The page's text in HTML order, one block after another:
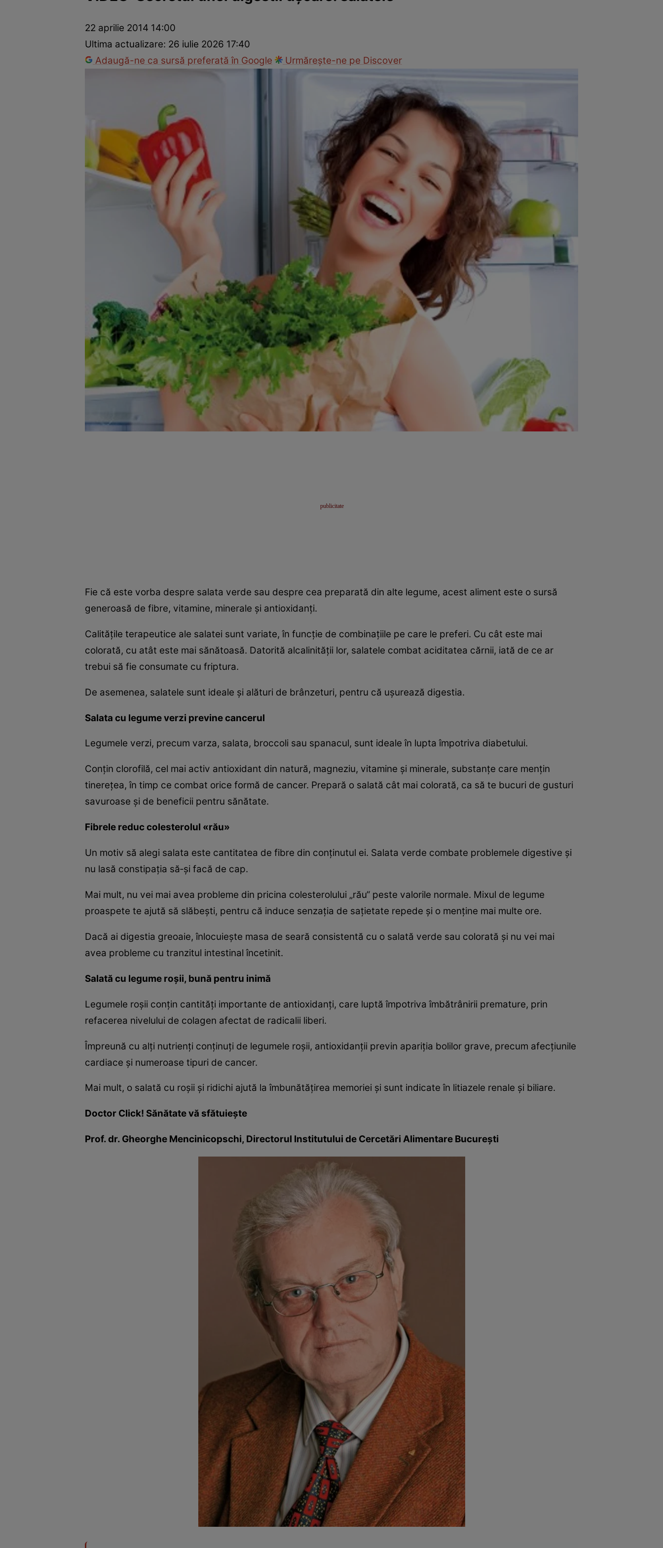
Prevenție și tratamentRemedii naturisteMedicii răspund
22 aprilie 2014 14:00
Ultima actualizare: 26 iulie 2026 17:40
Adaugă-ne ca sursă preferată în Google
Urmărește-ne pe Discover
Fie că este vorba despre salata verde sau despre cea preparată din alte legume, acest aliment este o sursă
generoasă de fibre, vitamine, minerale şi antioxidanţi.
Calităţile terapeutice ale salatei sunt variate, în funcţie de combinaţiile pe care le preferi. Cu cât este mai
colorată, cu atât este mai sănătoasă. Datorită alcalinităţii lor, salatele combat aciditatea cărnii, iată de ce ar
trebui să fie consumate cu friptura.
De asemenea, salatele sunt ideale şi alături de brânzeturi, pentru că uşurează digestia.
Salata cu legume verzi previne cancerul
Legumele verzi, precum varza, salata, broccoli sau spanacul, sunt ideale în lupta împotriva diabetului.
Conţin clorofilă, cel mai activ antioxidant din natură, magneziu, vitamine şi minerale, substanţe care menţin
tinereţea, în timp ce combat orice formă de cancer. Prepară o salată cât mai colorată, ca să te bucuri de gusturi
savuroase şi de beneficii pentru sănătate.
Fibrele reduc colesterolul «rău»
Un motiv să alegi salata este cantitatea de fibre din conţinutul ei. Salata verde combate problemele digestive şi
nu lasă constipaţia să‑şi facă de cap.
Mai mult, nu vei mai avea probleme din pricina colesterolului „rău“ peste valorile normale. Mixul de legume
proaspete te ajută să slăbeşti, pentru că induce senzaţia de saţietate repede şi o menţine mai multe ore.
Dacă ai digestia greoaie, înlocuieşte masa de seară consistentă cu o salată verde sau colorată şi nu vei mai
avea probleme cu tranzitul intestinal încetinit.
Salată cu legume roşii, bună pentru inimă
Legumele roşii conţin cantităţi importante de antioxidanţi, care luptă împotriva îmbătrânirii premature, prin
refacerea nivelului de colagen afectat de radicalii liberi.
Împreună cu alţi nutrienţi conţinuţi de legumele roşii, antioxidanţii previn apariţia bolilor grave, precum afecţiunile
cardiace şi numeroase tipuri de cancer.
Mai mult, o salată cu roşii şi ridichi ajută la îmbunătăţirea memoriei şi sunt indicate în litiazele renale şi biliare.
Doctor Click! Sănătate vă sfătuieşte
Prof. dr. Gheorghe Mencinicopschi, Directorul Institutului de Cercetări Alimentare Bucureşti